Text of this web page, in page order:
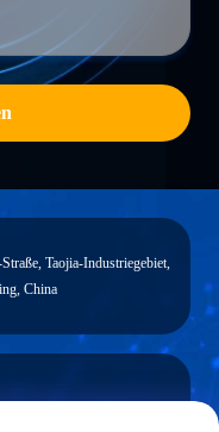
Taojia-Industriegebiet,
China